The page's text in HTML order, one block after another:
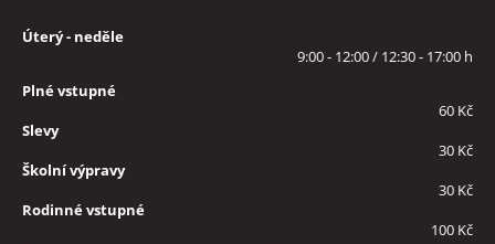
Úterý - neděle
9:00 - 12:00 / 12:30 - 17:00 h
Plné vstupné
60 Kč
Slevy
30 Kč
Školní výpravy
30 Kč
Rodinné vstupné
100 Kč